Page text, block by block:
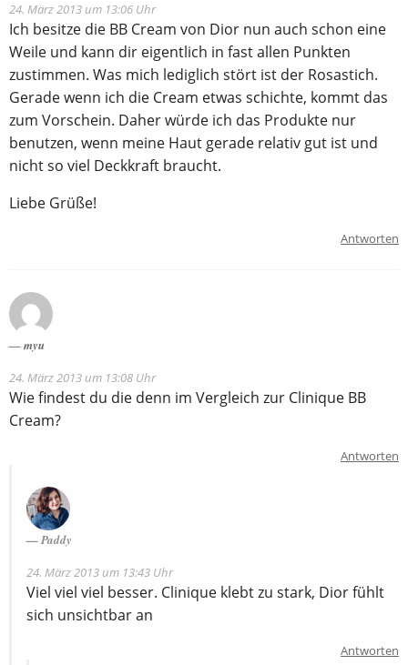
24. März 2013 um 13:06 Uhr
Ich besitze die BB Cream von Dior nun auch schon eine
Weile und kann dir eigentlich in fast allen Punkten
zustimmen. Was mich lediglich stört ist der Rosastich.
Gerade wenn ich die Cream etwas schichte, kommt das
zum Vorschein. Daher würde ich das Produkte nur
benutzen, wenn meine Haut gerade relativ gut ist und
nicht so viel Deckkraft braucht.
Liebe Grüße!
Antworten
myu
24. März 2013 um 13:08 Uhr
Wie findest du die denn im Vergleich zur Clinique BB
Cream?
Antworten
Paddy
24. März 2013 um 13:43 Uhr
Viel viel viel besser. Clinique klebt zu stark, Dior fühlt
sich unsichtbar an
Antworten